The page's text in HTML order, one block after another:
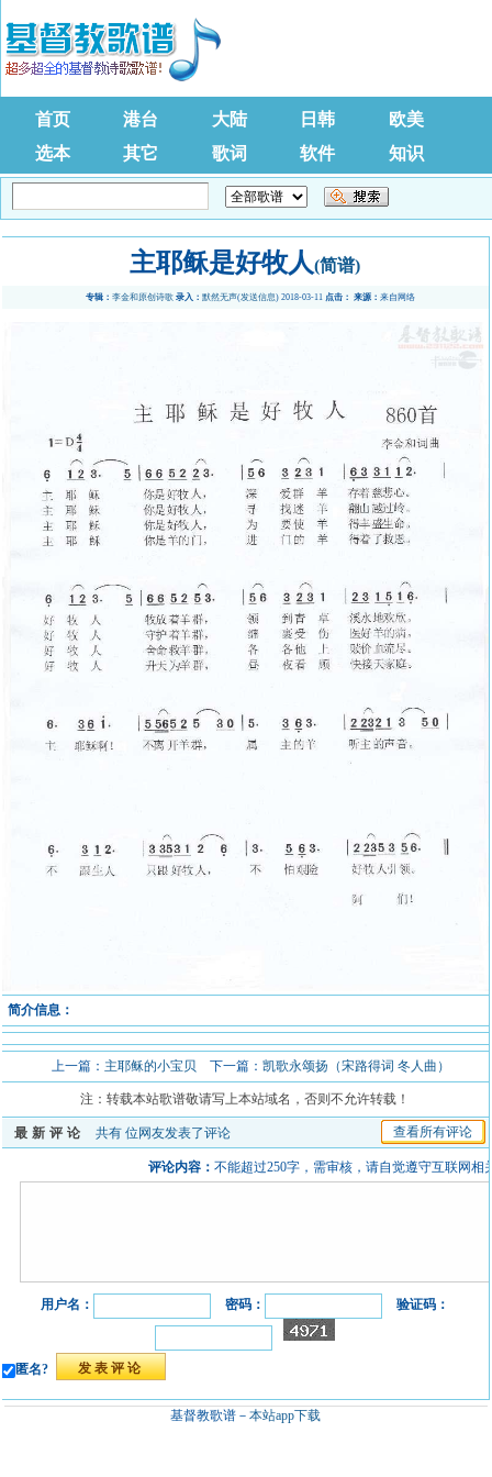
首页 港台 大陆 日韩
欧美
选本
其它 歌词 软件 知识
主耶稣是好牧人(简谱)
专辑： 李金和原创诗歌 录入： 默然无声(发送信息) 2018-03-11点击： 来源： 来自网络
简介信息：
上一篇： 主耶稣的小宝贝 下一篇：凯歌永颂扬（宋路得词 冬人曲）
注：转载本站歌谱敬请写上本站域名，否则不允许转载！
最新评论 共有位网友发表了评论 查看所有评论
评论内容：不能超过250字，需审核，请自觉遵守互联网相
用户名： 密码： 验证码：
匿名?
基督教歌谱－本站app下载